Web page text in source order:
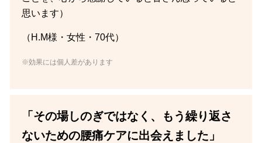
思います）
（H.M様・女性・70代）
※効果には個人差があります
「その場しのぎではなく、もう繰り返さ
ないための腰痛ケアに出会えました」